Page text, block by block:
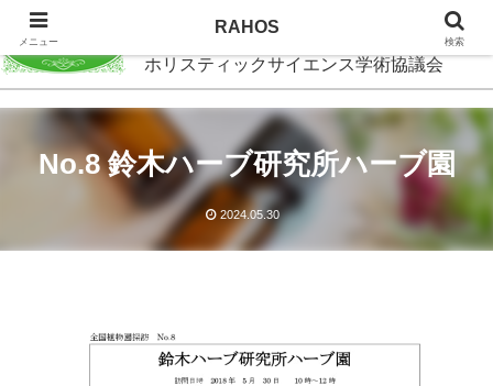
RAHOS
ホリスティックサイエンス学術協議会
No.8 鈴木ハーブ研究所ハーブ園
2024.05.30
メニュー
RAHOS
検索